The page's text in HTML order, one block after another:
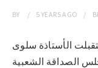
BY 5 YEARSAGO
– استقبلت الأستاذة سلوى
الصداقة الشعبية